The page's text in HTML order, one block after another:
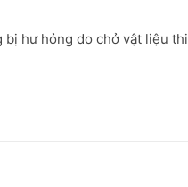
bị hư hỏng do chở vật liệu thi